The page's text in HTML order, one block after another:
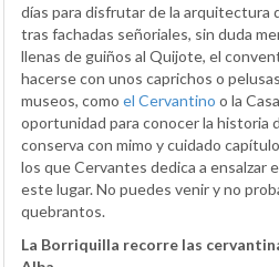
días para disfrutar de la arquitectura
tras fachadas señoriales, sin duda
llenas de guiños al Quijote, el
hacerse con unos caprichos o
museos, como el Cervantino o la
oportunidad para conocer la historia
conserva con mimo y cuidado
los que Cervantes dedica a ensalzar
este lugar. No puedes venir y no
quebrantos.
La Borriquilla recorre las